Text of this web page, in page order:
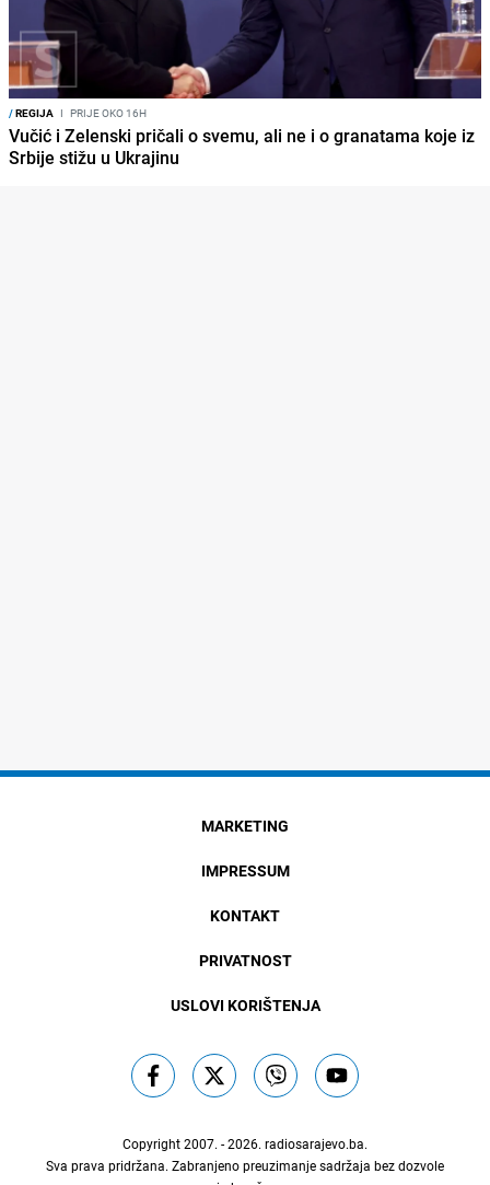
/REGIJA I PRIJE OKO 16H
Vučić i Zelenski pričali o svemu, ali ne i o granatama koje iz
Srbije stižu u Ukrajinu
MARKETING
IMPRESSUM
KONTAKT
PRIVATNOST
USLOVI KORIŠTENJA
Copyright 2007. - 2026. radiosarajevo.ba.
Sva prava pridržana. Zabranjeno preuzimanje sadržaja bez dozvole